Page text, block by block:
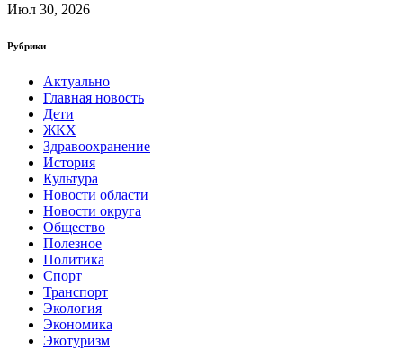
Июл 30, 2026
Рубрики
Актуально
Главная новость
Дети
ЖКХ
Здравоохранение
История
Культура
Новости области
Новости округа
Общество
Полезное
Политика
Спорт
Транспорт
Экология
Экономика
Экотуризм